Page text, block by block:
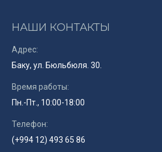
НАШИ КОНТАКТЫ
Адрес:
Баку, ул. Бюльбюля. 30.
Время работы:
Пн.-Пт., 10:00-18:00
Телефон:
(+994 12) 493 65 86